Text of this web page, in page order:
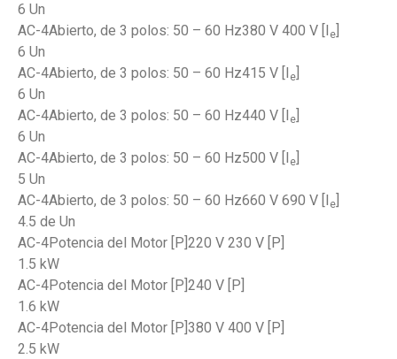
6 Un
AC-4Abierto, de 3 polos: 50 – 60 Hz380 V 400 V [I
e
6 Un
AC-4Abierto, de 3 polos: 50 – 60 Hz415 V [I
e
6 Un
AC-4Abierto, de 3 polos: 50 – 60 Hz440 V [I
e
6 Un
AC-4Abierto, de 3 polos: 50 – 60 Hz500 V [I
e
5 Un
AC-4Abierto, de 3 polos: 50 – 60 Hz660 V 690 V [I
e
4.5 de Un
AC-4Potencia del Motor [P]220 V 230 V [P]
1.5 kW
AC-4Potencia del Motor [P]240 V [P]
1.6 kW
AC-4Potencia del Motor [P]380 V 400 V [P]
2.5 kW